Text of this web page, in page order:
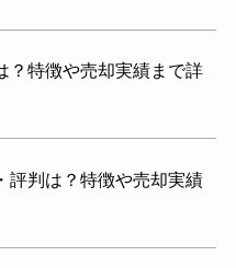
？特徴や売却実績まで詳
評判は？特徴や売却実績